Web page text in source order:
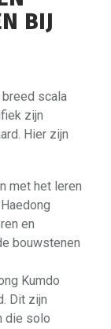
BIJ
breed scala
zijn
Hier zijn
met het leren
en
bouwstenen
Kumdo
Dit zijn
die solo